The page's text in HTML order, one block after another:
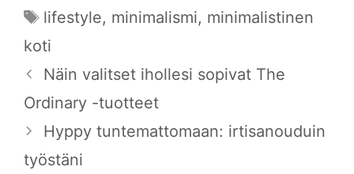
Avainsanat
lifestyle, minimalismi, minimalistinen
koti
Näin valitset ihollesi sopivat The
Ordinary -tuotteet
Hyppy tuntemattomaan: irtisanouduin
työstäni